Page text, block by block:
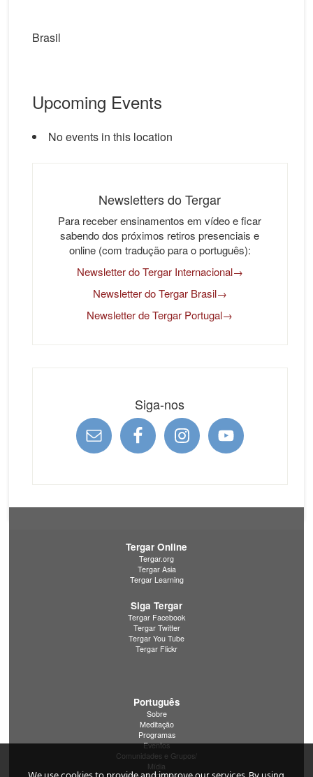
Brasil
Upcoming Events
No events in this location
Newsletters do Tergar
Para receber ensinamentos em vídeo e ficar
sabendo dos próximos retiros presenciais e
online (com tradução para o português):
Newsletter do Tergar Internacional→
Newsletter do Tergar Brasil→
Newsletter de Tergar Portugal→
Siga-nos
Tergar Online
Tergar.org
Tergar Asia
Tergar Learning
Siga Tergar
Tergar Facebook
Tergar Twitter
Tergar You Tube
Tergar Flickr
Português
Sobre
Meditação
Programas
Eventos
Comunidades e Grupos/
Mídia